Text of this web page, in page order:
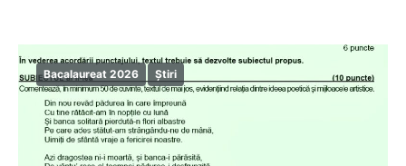
Bacalaureat 2026 Știri